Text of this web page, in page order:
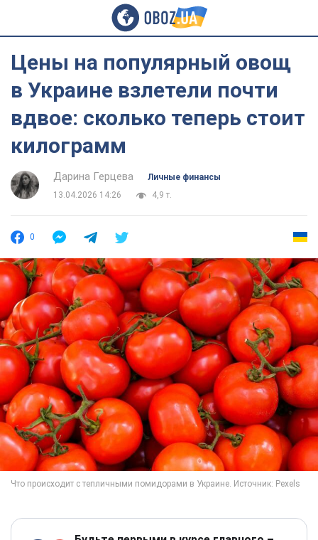
Цены на популярный овощ
в Украине взлетели почти
вдвое: сколько теперь стоит
килограмм
Дарина Герцева
Личные финансы
13.04.2026 14:26
4,9 т.
0